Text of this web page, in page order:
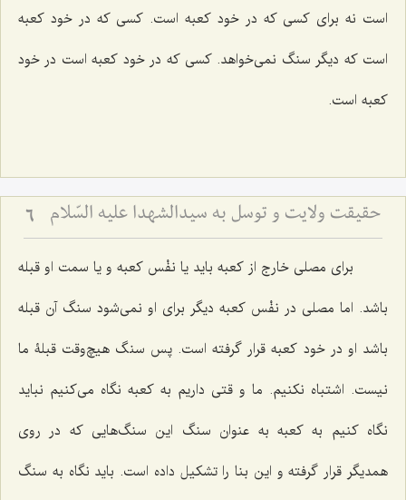
است نه برای کسی که در خود کعبه است. کسی که در خود کعبه
است که دیگر سنگ نمی‌خواهد. کسی که در خود کعبه است در خود
کعبه است.
حقیقت ولایت و توسل به سیدالشهدا علیه السّلام 6
برای مصلی خارج از کعبه باید یا نفْس کعبه و یا سمت او قبله
باشد. اما مصلی در نفْس کعبه دیگر برای او نمی‌شود سنگ آن قبله
باشد او در خود کعبه قرار گرفته است. پس سنگ هیچ‌وقت قبلۀ ما
نیست. اشتباه نکنیم. ما و قتی داریم به کعبه نگاه می‌کنیم نباید
نگاه کنیم به کعبه به عنوان سنگ این سنگ‌هایی که در روی
همدیگر قرار گرفته و این بنا را تشکیل داده است. باید نگاه به سنگ